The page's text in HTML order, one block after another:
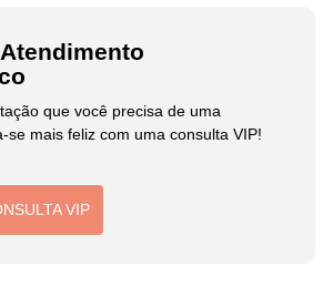
que você precisa de uma
se mais feliz com uma consulta VIP!
VIP